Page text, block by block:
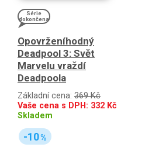
Série
dokončena
Opovrženíhodný
Deadpool 3: Svět
Marvelu vraždí
Deadpoola
Základní cena: 369 Kč
Vaše cena s DPH: 332 Kč
Skladem
-10%